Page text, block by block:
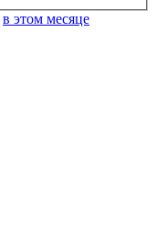
в этом месяце